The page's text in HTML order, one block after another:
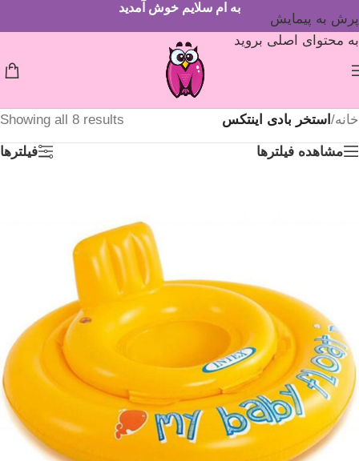
پرش به پیمایش
به محتوای اصلی بروید
به ام سلایم خوش آمدید
خانه/ استخر بادی اینتکس Showing all 8 results
مشاهده فیلترها فیلترها